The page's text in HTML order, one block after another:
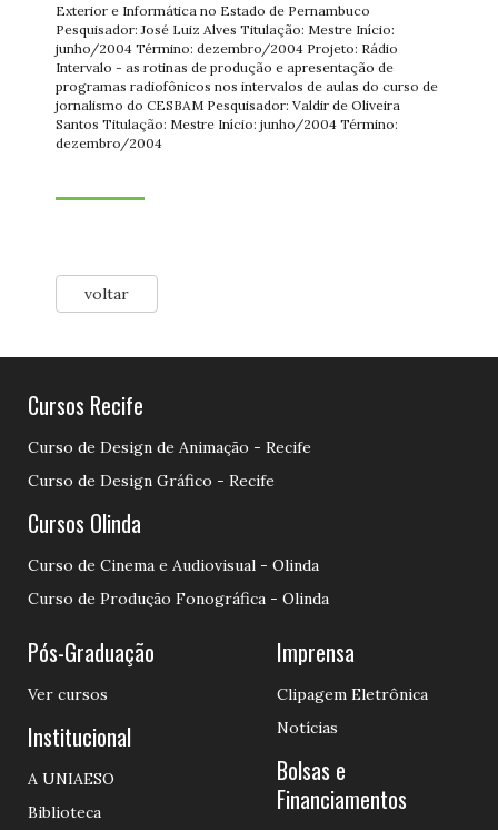
Exterior e Informática no Estado de Pernambuco
Pesquisador: José Luiz Alves Titulação: Mestre Início:
junho/2004 Término: dezembro/2004 Projeto: Rádio
Intervalo - as rotinas de produção e apresentação de
programas radiofônicos nos intervalos de aulas do curso de
jornalismo do CESBAM Pesquisador: Valdir de Oliveira
Santos Titulação: Mestre Início: junho/2004 Término:
dezembro/2004
voltar
Cursos Recife
Curso de Design de Animação - Recife
Curso de Design Gráfico - Recife
Cursos Olinda
Curso de Cinema e Audiovisual - Olinda
Curso de Produção Fonográfica - Olinda
Pós-Graduação
Ver cursos
Institucional
A UNIAESO
Biblioteca
Imprensa
Clipagem Eletrônica
Notícias
Bolsas e
Financiamentos